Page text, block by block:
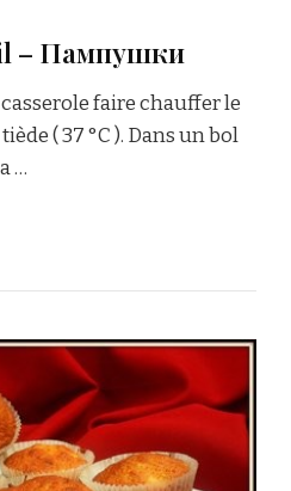
– Пампушки
faire chauffer le
( 37 °C ). Dans un bol
…